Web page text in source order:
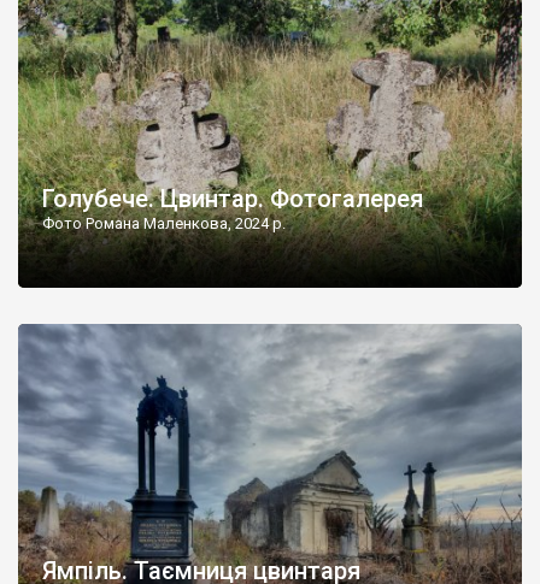
різноманітних форм хрестів. Село відносно невелике, […]
Голубече. Цвинтар. Фотогалерея
Фото Романа Маленкова, 2024 р.
Ямпіль. Таємниця цвинтаря